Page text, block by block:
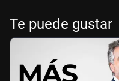
Te puede gustar